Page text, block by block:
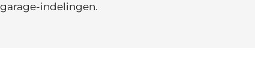
indelingen.